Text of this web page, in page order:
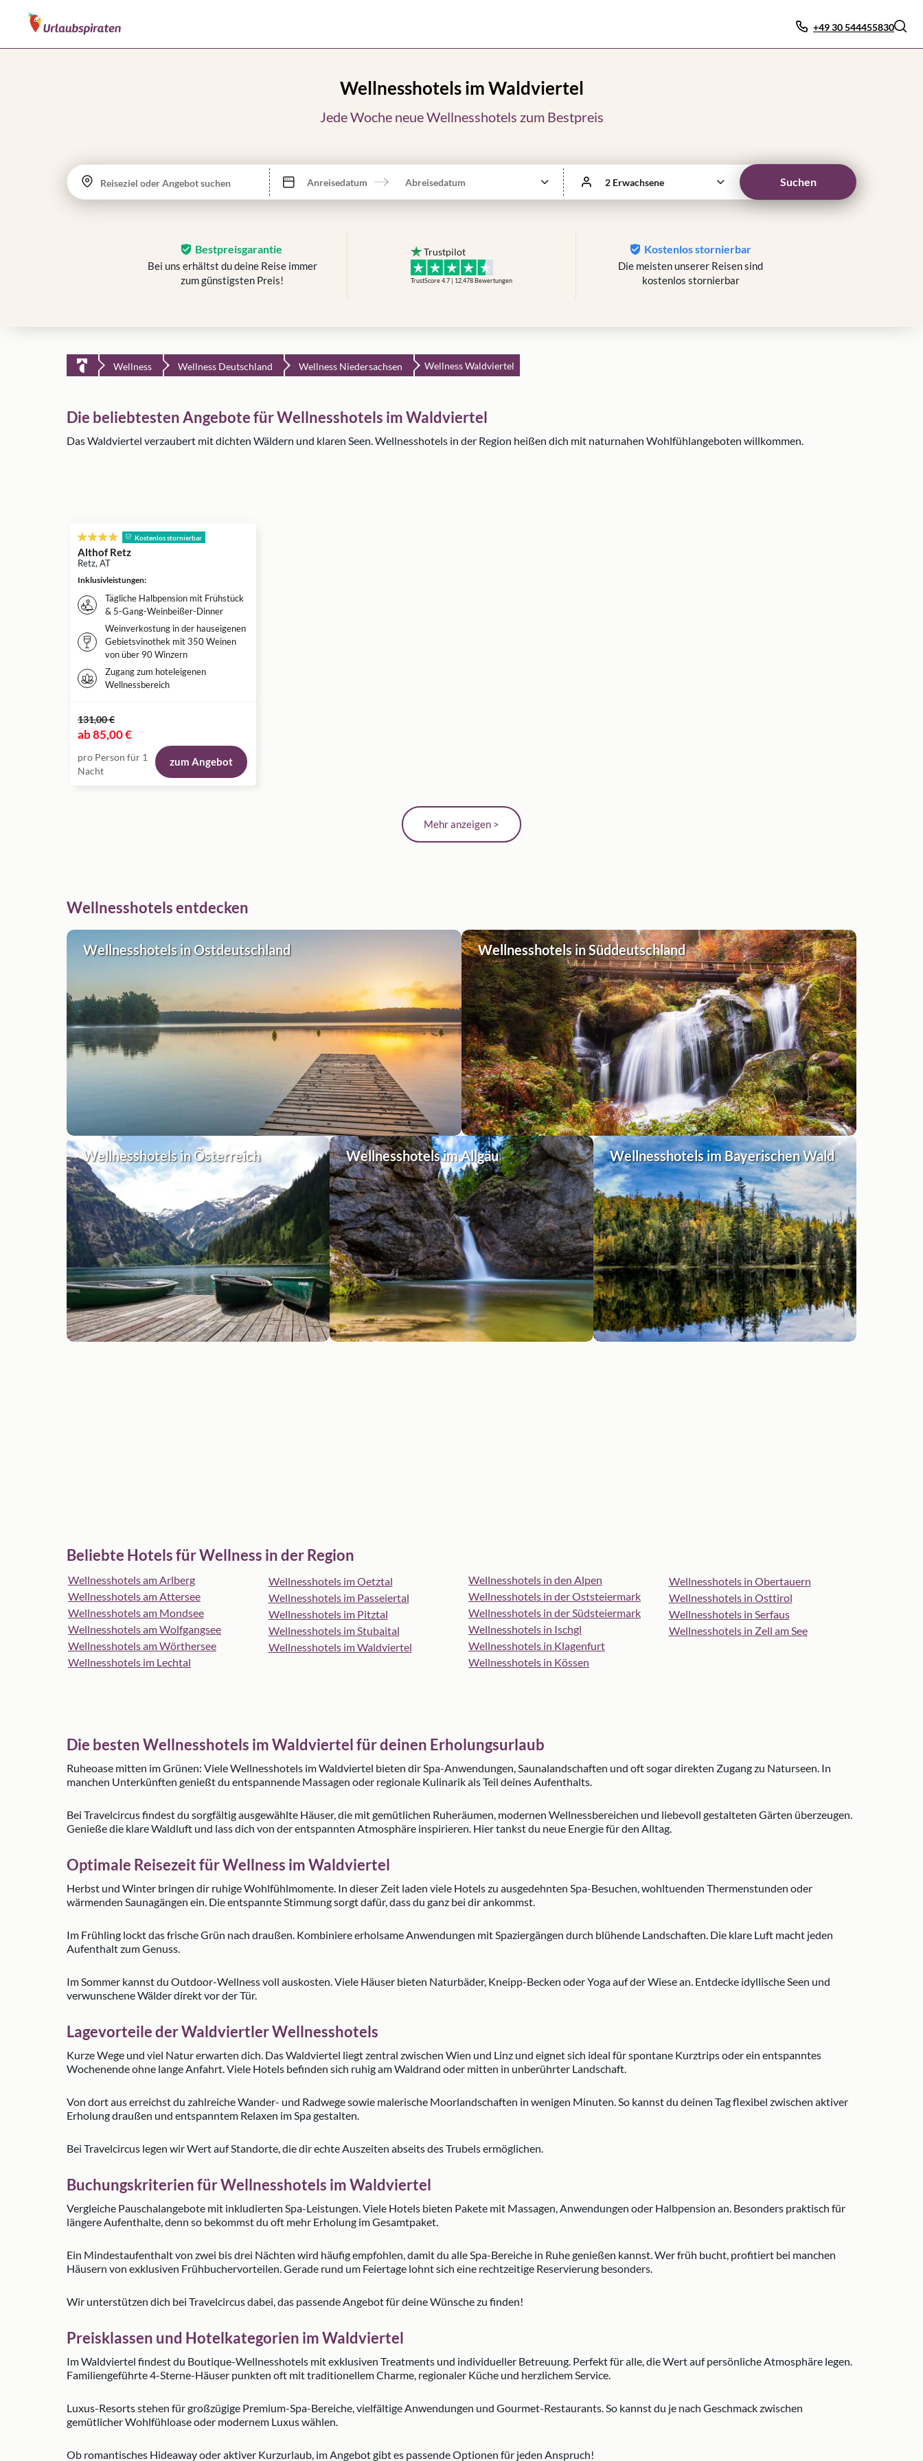
+49 30 544455830
Wellnesshotels im Waldviertel
Jede Woche neue Wellnesshotels zum Bestpreis
Reiseziel oder Angebot suchen Anreisedatum Abreisedatum 2 Erwachsene Suchen
Bestpreisgarantie
Bei uns erhältst du deine Reise immer
zum günstigsten Preis!
Trustpilot
TrustScore 4.7 | 12,478Bewertungen
Kostenlos stornierbar
Die meisten unserer Reisen sind
kostenlos stornierbar
Wellness Wellness Deutschland Wellness Niedersachsen Wellness Waldviertel
Die beliebtesten Angebote für Wellnesshotels im Waldviertel
Das Waldviertel verzaubert mit dichten Wäldern und klaren Seen. Wellnesshotels in der Region heißen dich mit naturnahen Wohlfühlangeboten willkommen.
Kostenlos stornierbar
Althof Retz
Retz, AT
Inklusivleistungen:
Tägliche Halbpension mit Frühstück
& 5-Gang-Weinbeißer-Dinner
Weinverkostung in der hauseigenen
Gebietsvinothek mit 350 Weinen
von über 90 Winzern
Zugang zum hoteleigenen
Wellnessbereich
131,00 €
ab85,00 €
pro Person für 1
Nacht
zum Angebot
Mehr anzeigen >
Wellnesshotels entdecken
Wellnesshotels in Ostdeutschland Wellnesshotels in Süddeutschland
Wellnesshotels in Österreich Wellnesshotels im Allgäu Wellnesshotels im Bayerischen Wald
Beliebte Hotels für Wellness in der Region
Wellnesshotels am Arlberg
Wellnesshotels am Attersee
Wellnesshotels am Mondsee
Wellnesshotels am Wolfgangsee
Wellnesshotels am Wörthersee
Wellnesshotels im Lechtal
Wellnesshotels im Oetztal
Wellnesshotels im Passeiertal
Wellnesshotels im Pitztal
Wellnesshotels im Stubaital
Wellnesshotels im Waldviertel
Wellnesshotels in den Alpen
Wellnesshotels in der Oststeiermark
Wellnesshotels in der Südsteiermark
Wellnesshotels in Ischgl
Wellnesshotels in Klagenfurt
Wellnesshotels in Kössen
Wellnesshotels in Obertauern
Wellnesshotels in Osttirol
Wellnesshotels in Serfaus
Wellnesshotels in Zell am See
Die besten Wellnesshotels im Waldviertel für deinen Erholungsurlaub
Ruheoase mitten im Grünen: Viele Wellnesshotels im Waldviertel bieten dir Spa-Anwendungen, Saunalandschaften und oft sogar direkten Zugang zu Naturseen. In
manchen Unterkünften genießt du entspannende Massagen oder regionale Kulinarik als Teil deines Aufenthalts.
Bei Travelcircus findest du sorgfältig ausgewählte Häuser, die mit gemütlichen Ruheräumen, modernen Wellnessbereichen und liebevoll gestalteten Gärten überzeugen.
Genieße die klare Waldluft und lass dich von der entspannten Atmosphäre inspirieren. Hier tankst du neue Energie für den Alltag.
Optimale Reisezeit für Wellness im Waldviertel
Herbst und Winter bringen dir ruhige Wohlfühlmomente. In dieser Zeit laden viele Hotels zu ausgedehnten Spa-Besuchen, wohltuenden Thermenstunden oder
wärmenden Saunagängen ein. Die entspannte Stimmung sorgt dafür, dass du ganz bei dir ankommst.
Im Frühling lockt das frische Grün nach draußen. Kombiniere erholsame Anwendungen mit Spaziergängen durch blühende Landschaften. Die klare Luft macht jeden
Aufenthalt zum Genuss.
Im Sommer kannst du Outdoor-Wellness voll auskosten. Viele Häuser bieten Naturbäder, Kneipp-Becken oder Yoga auf der Wiese an. Entdecke idyllische Seen und
verwunschene Wälder direkt vor der Tür.
Lagevorteile der Waldviertler Wellnesshotels
Kurze Wege und viel Natur erwarten dich. Das Waldviertel liegt zentral zwischen Wien und Linz und eignet sich ideal für spontane Kurztrips oder ein entspanntes
Wochenende ohne lange Anfahrt. Viele Hotels befinden sich ruhig am Waldrand oder mitten in unberührter Landschaft.
Von dort aus erreichst du zahlreiche Wander- und Radwege sowie malerische Moorlandschaften in wenigen Minuten. So kannst du deinen Tag flexibel zwischen aktiver
Erholung draußen und entspanntem Relaxen im Spa gestalten.
Bei Travelcircus legen wir Wert auf Standorte, die dir echte Auszeiten abseits des Trubels ermöglichen.
Buchungskriterien für Wellnesshotels im Waldviertel
Vergleiche Pauschalangebote mit inkludierten Spa-Leistungen. Viele Hotels bieten Pakete mit Massagen, Anwendungen oder Halbpension an. Besonders praktisch für
längere Aufenthalte, denn so bekommst du oft mehr Erholung im Gesamtpaket.
Ein Mindestaufenthalt von zwei bis drei Nächten wird häufig empfohlen, damit du alle Spa-Bereiche in Ruhe genießen kannst. Wer früh bucht, profitiert bei manchen
Häusern von exklusiven Frühbuchervorteilen. Gerade rund um Feiertage lohnt sich eine rechtzeitige Reservierung besonders.
Wir unterstützen dich bei Travelcircus dabei, das passende Angebot für deine Wünsche zu finden!
Preisklassen und Hotelkategorien im Waldviertel
Im Waldviertel findest du Boutique-Wellnesshotels mit exklusiven Treatments und individueller Betreuung. Perfekt für alle, die Wert auf persönliche Atmosphäre legen.
Familiengeführte 4-Sterne-Häuser punkten oft mit traditionellem Charme, regionaler Küche und herzlichem Service.
Luxus-Resorts stehen für großzügige Premium-Spa-Bereiche, vielfältige Anwendungen und Gourmet-Restaurants. So kannst du je nach Geschmack zwischen
gemütlicher Wohlfühloase oder modernem Luxus wählen.
Ob romantisches Hideaway oder aktiver Kurzurlaub, im Angebot gibt es passende Optionen für jeden Anspruch!